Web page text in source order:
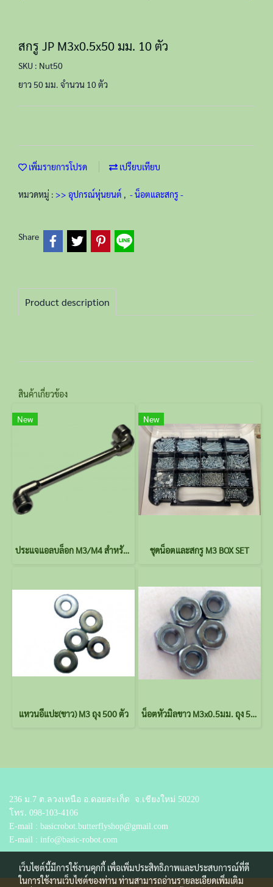
สกรู JP M3x0.5x50 มม. 10 ตัว
SKU : Nut50
ยาว 50 มม. จำนวน 10 ตัว
เพิ่มรายการโปรด เปรียบเทียบ
หมวดหมู่ : >> อุปกรณ์หุ่นยนต์ , - น็อตและสกรู -
Share
Product description
สินค้าเกี่ยวข้อง
New
ประแจแอลบล็อก M3/M4 สำหรับขันน็อต 6 เหลี่ยม ขนาด 5.5mm / 7mm.
New
ชุดน็อตและสกรู M3 BOX SET
แหวนอีแปะ(ขาว) M3 ถุง 500 ตัว น็อตหัวมิลขาว M3x0.5มม. ถุง 50 ตัว
236 ม.7 ต.ลวงเหนือ อ.ดอยสะเก็ด จ.เชียงใหม่ 50220
โทร. 098-103-4106
E-mail : basicrobot.butterflyshop@gmail.com
E-mail : info@basic-robot.com
เว็บไซต์นี้มีการใช้งานคุกกี้ เพื่อเพิ่มประสิทธิภาพและประสบการณ์ที่ดี
ในการใช้งานเว็บไซต์ของท่าน ท่านสามารถอ่านรายละเอียดเพิ่มเติม